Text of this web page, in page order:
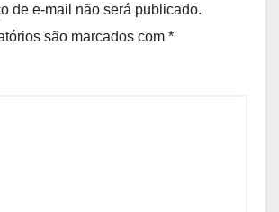
de e-mail não será publicado.
são marcados com *